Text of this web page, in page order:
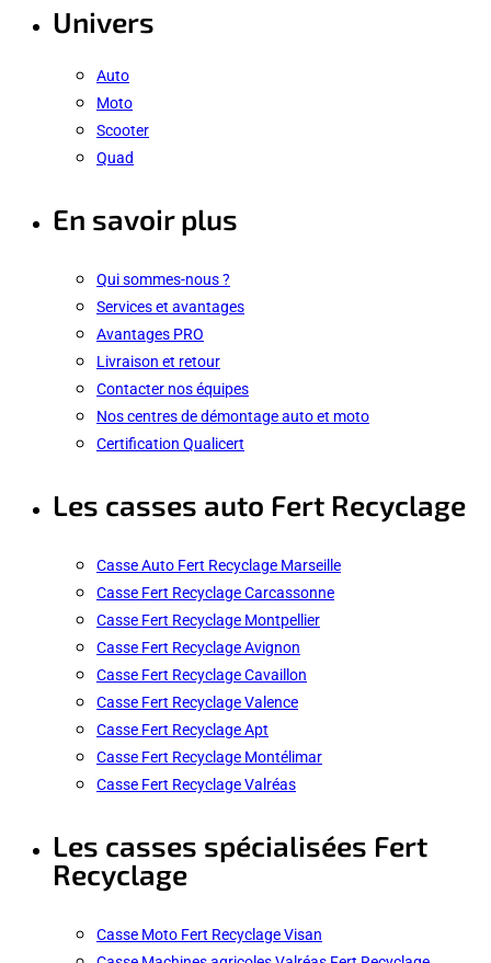
Univers
Auto
Moto
Scooter
Quad
En savoir plus
Qui sommes-nous ?
Services et avantages
Avantages PRO
Livraison et retour
Contacter nos équipes
Nos centres de démontage auto et moto
Certification Qualicert
Les casses auto Fert Recyclage
Casse Auto Fert Recyclage Marseille
Casse Fert Recyclage Carcassonne
Casse Fert Recyclage Montpellier
Casse Fert Recyclage Avignon
Casse Fert Recyclage Cavaillon
Casse Fert Recyclage Valence
Casse Fert Recyclage Apt
Casse Fert Recyclage Montélimar
Casse Fert Recyclage Valréas
Les casses spécialisées Fert
Recyclage
Casse Moto Fert Recyclage Visan